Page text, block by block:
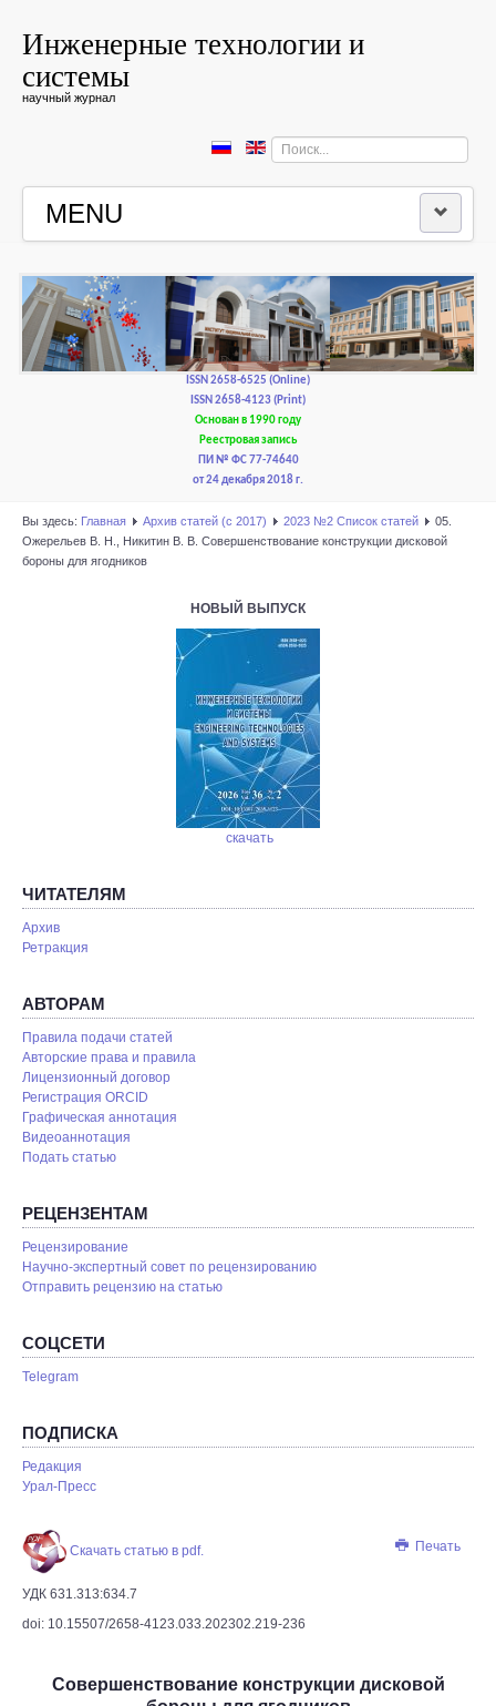
Инженерные технологии и
системы
научный журнал
Искать...
MENU
РЕДКОЛЛЕГИЯ
РЕДАКЦИОННАЯ ПОЛИТИКА И ЭТИКА
ISSN 2658-6525 (Online)
ISSN 2658-4123 (Print)
Основан в 1990 году
Реестровая запись
ПИ № ФС 77-74640
от 24 декабря 2018 г.
Вы здесь: Главная Архив статей (с 2017) 2023 №2 Список статей
05.
Ожерельев В. Н., Никитин В. В. Совершенствование конструкции дисковой
бороны для ягодников
НОВЫЙ ВЫПУСК
скачать
ЧИТАТЕЛЯМ
Архив
Ретракция
АВТОРАМ
Правила подачи статей
Авторские права и правила
Лицензионный договор
Регистрация ORCID
Графическая аннотация
Видеоаннотация
Подать статью
РЕЦЕНЗЕНТАМ
Рецензирование
Научно-экспертный совет по рецензированию
Отправить рецензию на статью
СОЦСЕТИ
Telegram
ПОДПИСКА
Редакция
Урал-Пресс
Печать
Скачать статью в pdf.
УДК 631.313:634.7
doi: 10.15507/2658-4123.033.202302.219-236
Совершенствование конструкции дисковой